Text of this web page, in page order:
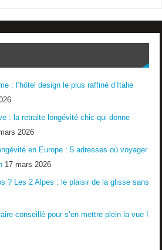
: l’hôtel design le plus raffiné d’Italie
: la retraite longévité chic qui donne
2026
en Europe : 5 adresses où voyager
17 mars 2026
? Les 2 Alpes : le plaisir de la glisse sans
conseillé pour s’en mettre plein la vue !